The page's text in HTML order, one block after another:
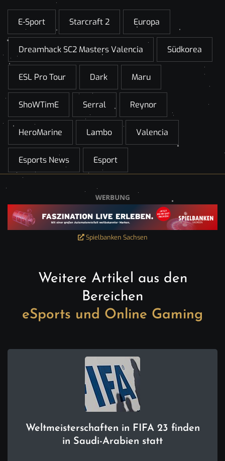
E-Sport Starcraft 2 Europa
Dreamhack SC2 Masters Valencia Südkorea
ESL Pro Tour Dark Maru
ShoWTimE Serral Reynor
HeroMarine Lambo Valencia
Esports News Esport
Spielbanken Sachsen
Weitere Artikel aus den
Bereichen
eSports und Online Gaming
Weltmeisterschaften in FIFA 23 finden
in Saudi-Arabien statt